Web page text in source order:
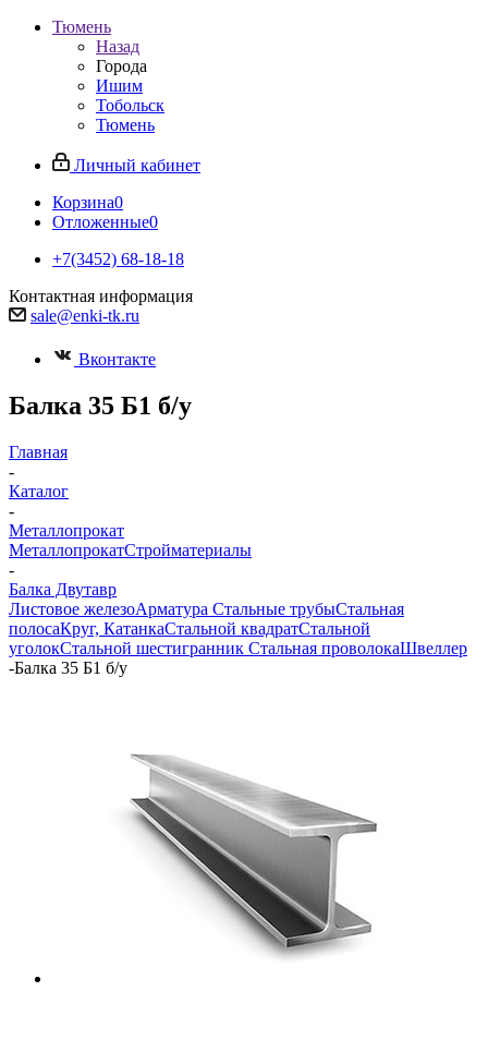
Тюмень
Назад
Города
Ишим
Тобольск
Тюмень
Личный кабинет
Корзина0
Отложенные0
+7(3452) 68-18-18
Контактная информация
sale@enki-tk.ru
Вконтакте
Балка 35 Б1 б/у
Главная
-
Каталог
-
Металлопрокат
МеталлопрокатСтройматериалы
-
Балка Двутавр
Листовое железоАрматура Стальные трубыСтальная
полосаКруг, КатанкаСтальной квадратСтальной
уголокСтальной шестигранник Стальная проволокаШвеллер
-Балка 35 Б1 б/у